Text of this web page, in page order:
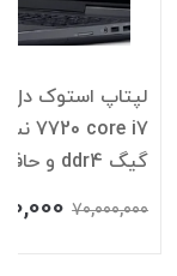
گیگ ddr4 و حافظه SSD 512 گیگ
70,000,000